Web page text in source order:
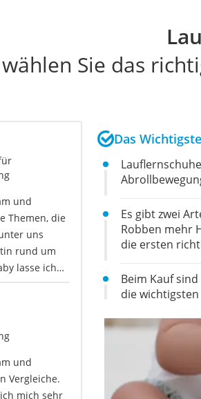
wählen Sie das
und
Themen, die
uns
rund um
lasse ich
und
wie
und
Vergleiche.
mich sehr
Das
Es gibt zwei
Robben mehr
die ersten
Beim Kauf
die